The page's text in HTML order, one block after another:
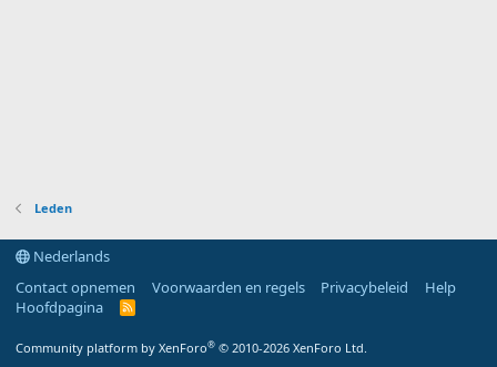
Leden
Nederlands
Contact opnemen
Voorwaarden en regels Privacybeleid
Help
Hoofdpagina
R
Community platform by XenForo® © 2010-2026 XenForo Ltd.